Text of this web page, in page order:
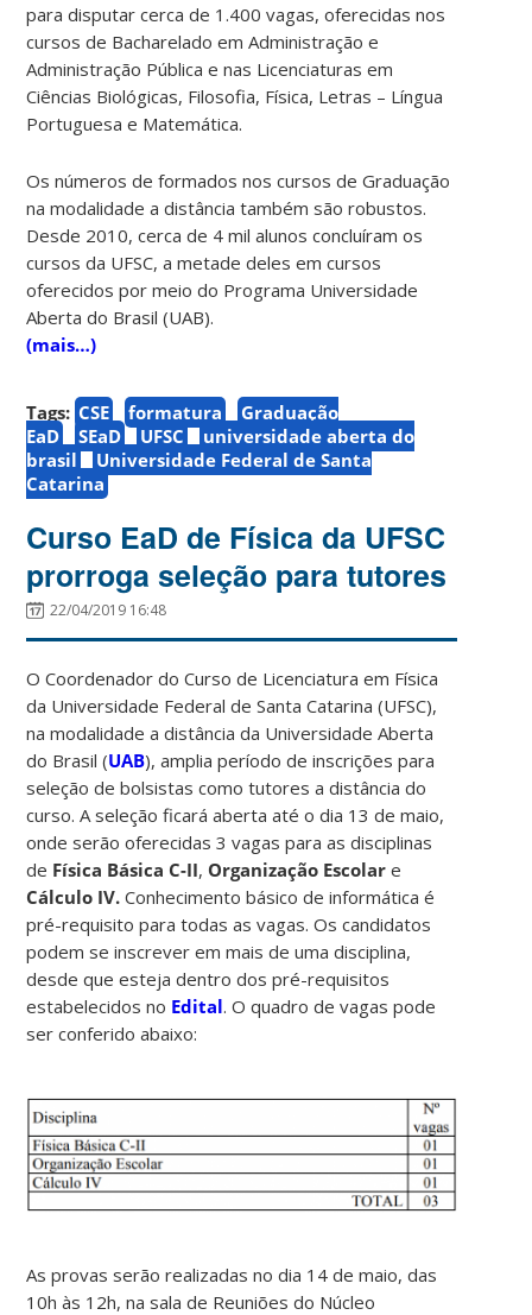
para disputar cerca de 1.400 vagas, oferecidas nos
cursos de Bacharelado em Administração e
Administração Pública e nas Licenciaturas em
Ciências Biológicas, Filosofia, Física, Letras – Língua
Portuguesa e Matemática.
Os números de formados nos cursos de Graduação
na modalidade a distância também são robustos.
Desde 2010, cerca de 4 mil alunos concluíram os
cursos da UFSC, a metade deles em cursos
oferecidos por meio do Programa Universidade
Aberta do Brasil (UAB).
(mais…)
Tags: CSE formatura
Graduação
EaD
SEaD UFSC
universidade aberta do
brasil
Universidade Federal de Santa
Catarina
Curso EaD de Física da UFSC
prorroga seleção para tutores
22/04/2019 16:48
O Coordenador do Curso de Licenciatura em Física
da Universidade Federal de Santa Catarina (UFSC),
na modalidade a distância da Universidade Aberta
do Brasil (UAB), amplia período de inscrições para
seleção de bolsistas como tutores a distância do
curso. A seleção ficará aberta até o dia 13 de maio,
onde serão oferecidas 3 vagas para as disciplinas
de Física Básica C-II, Organização Escolar e
Cálculo IV. Conhecimento básico de informática é
pré-requisito para todas as vagas. Os candidatos
podem se inscrever em mais de uma disciplina,
desde que esteja dentro dos pré-requisitos
estabelecidos no Edital. O quadro de vagas pode
ser conferido abaixo:
As provas serão realizadas no dia 14 de maio, das
10h às 12h, na sala de Reuniões do Núcleo